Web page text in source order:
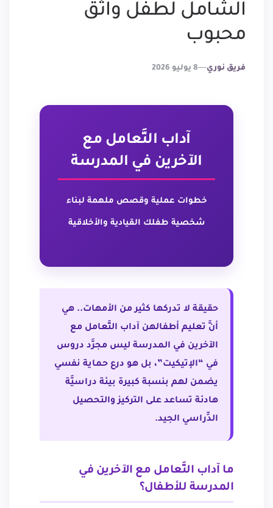
الشَّامل لطفل واثق
محبوب
Posted
فريق نوري 8 يوليو 2026
آداب التَّعامل مع
الآخرين في المدرسة
خطوات عملية وقصص ملهمة لبناء
شخصية طفلك القيادية والأخلاقية
حقيقة لا تدركها كثير من الأمهات.. هي
أنَّ تعليم أطفالهن آداب التَّعامل مع
الآخرين في المدرسة ليس مجرَّد دروس
في “الإتيكيت”، بل هو درع حماية نفسي
يضمن لهم بنسبة كبيرة بيئة دراسيَّة
هادئة تساعد على التركيز والتحصيل
الدِّراسي الجيد.
ما آداب التَّعامل مع الآخرين في
المدرسة للأطفال؟